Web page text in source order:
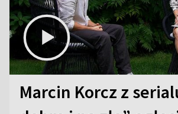
Marcin Korcz z